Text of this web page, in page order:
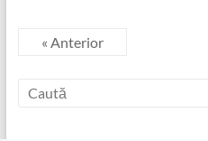
« Anterior